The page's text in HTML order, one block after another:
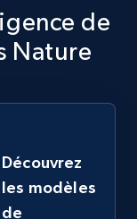
rating,
and
de
Nature
Découvrez
les modèles
de